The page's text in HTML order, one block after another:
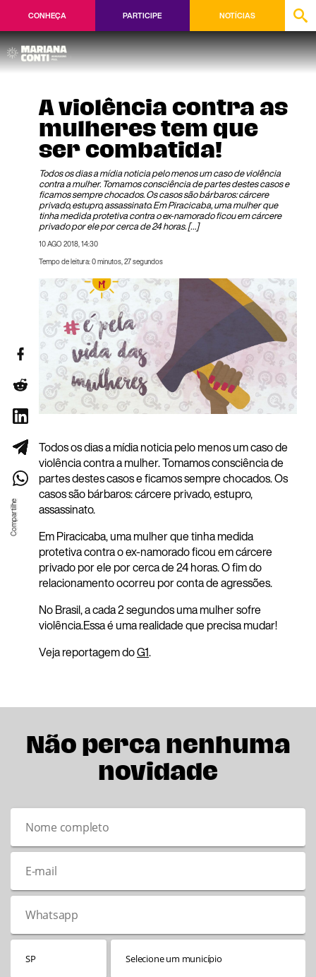
CONHEÇA PARTICIPE NOTÍCIAS
A violência contra as
mulheres tem que
ser combatida!
Todos os dias a mídia noticia pelo menos um caso de violência
contra a mulher. Tomamos consciência de partes destes casos e
ficamos sempre chocados. Os casos são bárbaros: cárcere
privado, estupro, assassinato. Em Piracicaba, uma mulher que
tinha medida protetiva contra o ex-namorado ficou em cárcere
privado por ele por cerca de 24 horas. […]
10 AGO 2018, 14:30
Tempo de leitura: 0 minutos, 27 segundos
Todos os dias a mídia noticia pelo menos um caso de
violência contra a mulher. Tomamos consciência de
partes destes casos e ficamos sempre chocados. Os
casos são bárbaros: cárcere privado, estupro,
assassinato.
Em Piracicaba, uma mulher que tinha medida
protetiva contra o ex-namorado ficou em cárcere
privado por ele por cerca de 24 horas. O fim do
relacionamento ocorreu por conta de agressões.
No Brasil, a cada 2 segundos uma mulher sofre
violência.Essa é uma realidade que precisa mudar!
Veja reportagem doG1.
Não perca nenhuma
novidade